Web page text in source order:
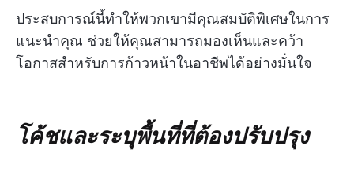
ประสบการณ์นี้ทำให้พวกเขามีคุณสมบัติพิเศษในการ
แนะนำคุณ ช่วยให้คุณสามารถมองเห็นและคว้า
โอกาสสำหรับการก้าวหน้าในอาชีพได้อย่างมั่นใจ
โค้ชและระบุพื้นที่ที่ต้องปรับปรุง